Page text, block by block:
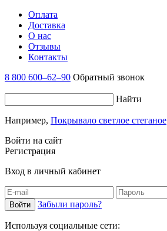
Оплата
Доставка
О нас
Отзывы
Контакты
8 800 600–62–90 Обратный звонок
Найти
Например, Покрывало светлое стеганое
Войти на сайт
Регистрация
Вход в личный кабинет
Забыли пароль?
Используя социальные сети: